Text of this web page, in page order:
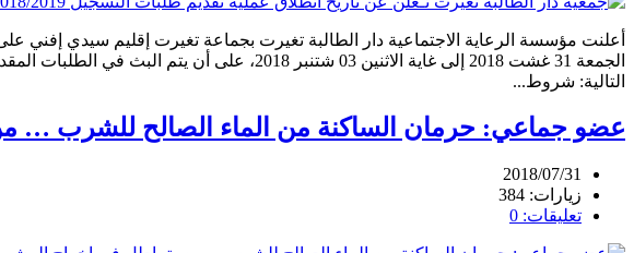
التالية: شروط...
عضو جماعي: حرمان الساكنة من الماء الصالح للشرب …
2018/07/31
زيارات: 384
تعليقات: 0